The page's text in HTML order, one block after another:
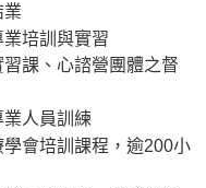
業
培訓與實習
課、心諮營團體之督
人員訓練
會培訓課程，逾200小